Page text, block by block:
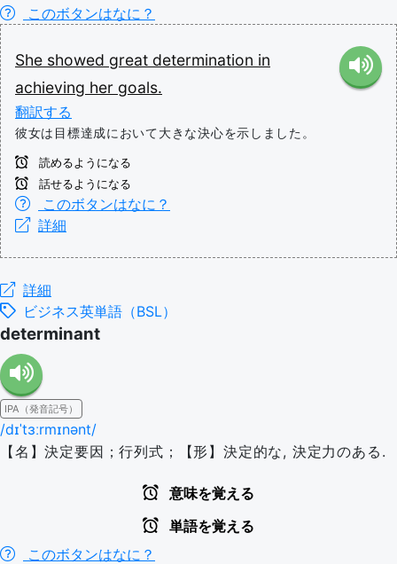
このボタンはなに？
She showed great determination in
achieving her goals.
翻訳する
彼女は目標達成において大きな決心を示しました。
読めるようになる
話せるようになる
このボタンはなに？
詳細
詳細
ビジネス英単語（BSL）
determinant
IPA（発音記号）
/dɪˈtɜːrmɪnənt/
【名】決定要因；行列式；【形】決定的な, 決定力のある.
意味を覚える
単語を覚える
このボタンはなに？